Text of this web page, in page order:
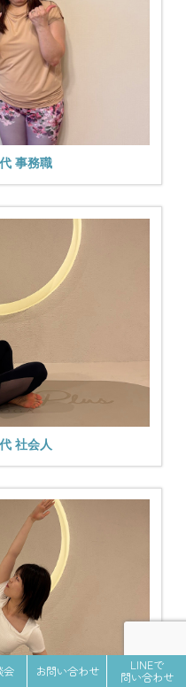
事務職
社会人
会 お問い合わせ LINEで
問い合わせ